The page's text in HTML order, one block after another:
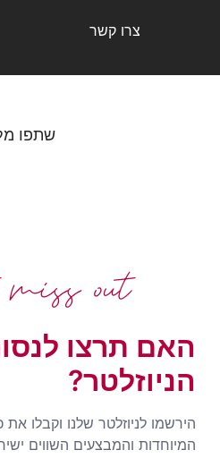
צרו קשר
שתפו
האם תרצו
הניוזלטר?
הירשמו לניוזלטר שלנו וקבלו
המיוחדות והמבצעים השווים
out